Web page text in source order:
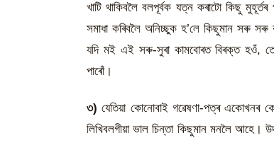
খাটি থাকিবলৈ বলপূৰ্বক যত্ন কৰাটো কিছু
সমাধা কৰিবলৈ অনিচ্ছুক হ’লে কিছুমান সৰু সৰু
যদি মই এই সৰু-সুৰা কামবোৰত বিৰক্ত হওঁ,
পাৰোঁ।
৩) যেতিয়া কোনোবাই গৱেষণা-পত্ৰ একোখনৰ
লিখিবলগীয়া ভাল চিন্তা কিছুমান মনলৈ আহে।